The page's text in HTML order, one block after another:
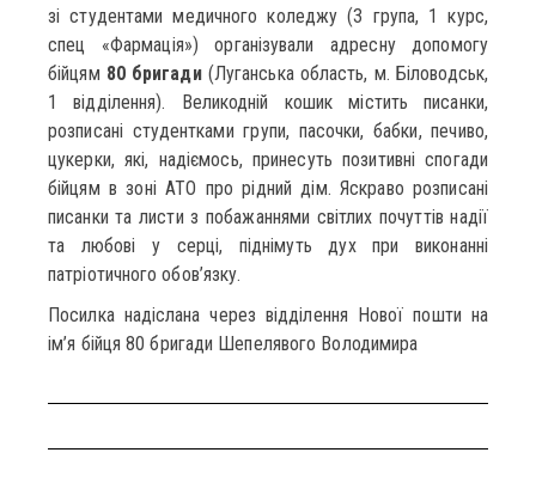
зі студентами медичного коледжу (3 група, 1 курс,
спец «Фармація») організували адресну допомогу
бійцям 80 бригади(Луганська область, м. Біловодськ,
1 відділення). Великодній кошик містить писанки,
розписані студентками групи, пасочки, бабки, печиво,
цукерки, які, надіємось, принесуть позитивні спогади
бійцям в зоні АТО про рідний дім. Яскраво розписані
писанки та листи з побажаннями світлих почуттів надії
та любові у серці, піднімуть дух при виконанні
патріотичного обов’язку.
Посилка надіслана через відділення Нової пошти на
ім’я бійця 80 бригади Шепелявого Володимира